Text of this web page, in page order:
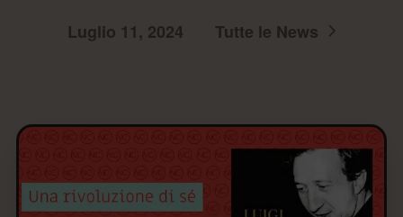
Luglio 11, 2024 Tutte le News